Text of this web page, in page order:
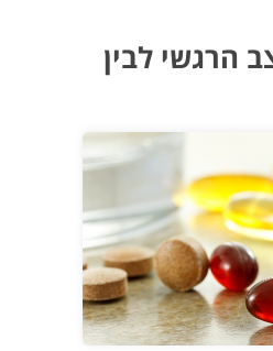
הרגשי לבין